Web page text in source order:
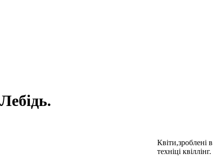
Лебідь.
Квіти,зроблені в
техніці квіллінг.